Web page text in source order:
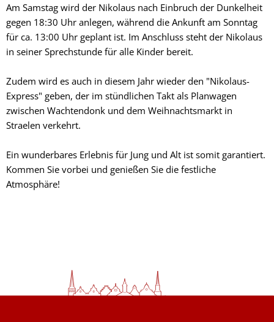
Am Samstag wird der Nikolaus nach Einbruch der Dunkelheit
gegen 18:30 Uhr anlegen, während die Ankunft am Sonntag
für ca. 13:00 Uhr geplant ist. Im Anschluss steht der Nikolaus
in seiner Sprechstunde für alle Kinder bereit.
Zudem wird es auch in diesem Jahr wieder den "Nikolaus-
Express" geben, der im stündlichen Takt als Planwagen
zwischen Wachtendonk und dem Weihnachtsmarkt in
Straelen verkehrt.
Ein wunderbares Erlebnis für Jung und Alt ist somit garantiert.
Kommen Sie vorbei und genießen Sie die festliche
Atmosphäre!